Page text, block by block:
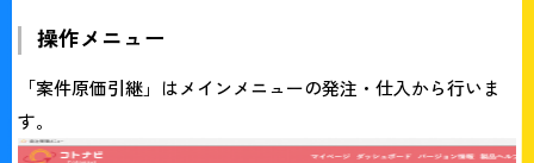
操作メニュー
「案件原価引継」はメインメニューの発注・仕入から行いま
す。